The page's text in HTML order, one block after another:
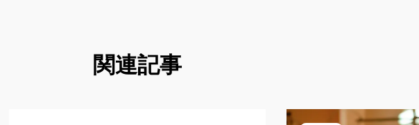
関連記事